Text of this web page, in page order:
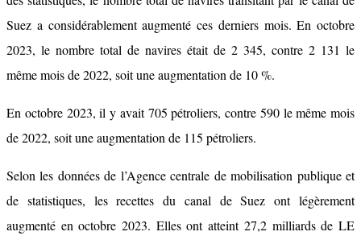
Suez a considérablement augmenté ces derniers mois. En octobre
2023, le nombre total de navires était de 2 345, contre 2 131 le
même mois de 2022, soit une augmentation de 10 %.
En octobre 2023, il y avait 705 pétroliers, contre 590 le même mois
de 2022, soit une augmentation de 115 pétroliers.
Selon les données de l’Agence centrale de mobilisation publique et
de statistiques, les recettes du canal de Suez ont légèrement
augmenté en octobre 2023. Elles ont atteint 27,2 milliards de LE